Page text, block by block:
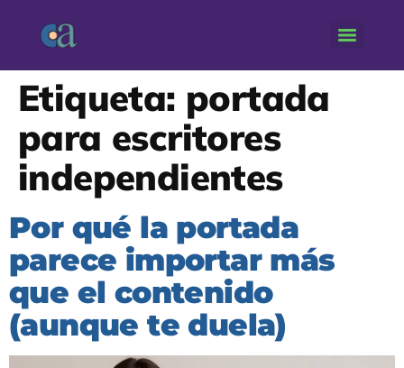
Etiqueta: portada
para escritores
independientes
Por qué la portada
parece importar más
que el contenido
(aunque te duela)